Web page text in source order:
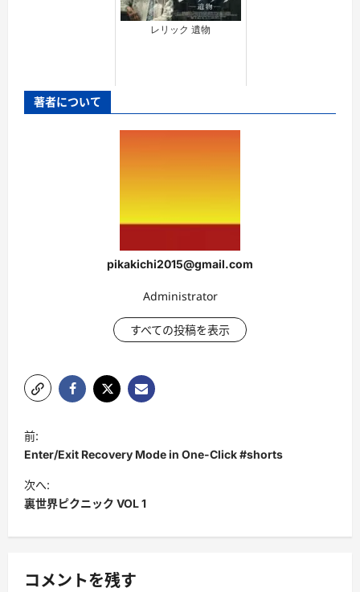
レリック 遺物
著者について
pikakichi2015@gmail.com
Administrator
すべての投稿を表示
投
稿
ナ
ビ
シ
前:
Enter/Exit Recovery Mode in One-Click #shorts
次へ:
裏世界ピクニック VOL 1
コメントを残す